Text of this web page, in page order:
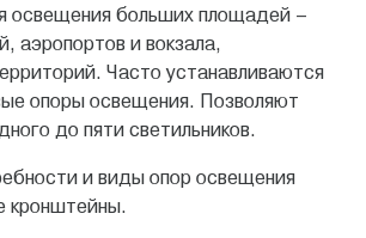
освещения больших площадей –
аэропортов и вокзала,
Часто устанавливаются
опоры освещения. Позволяют
до пяти светильников.
и виды опор освещения
кронштейны.